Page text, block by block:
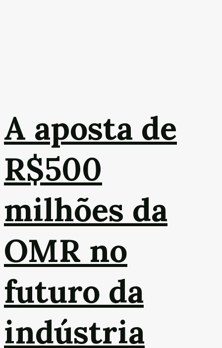
A aposta de
R$500
milhões da
OMR no
futuro da
indústria